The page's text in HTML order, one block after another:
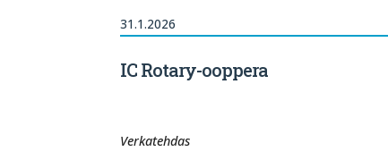
31.1.2026
IC Rotary-ooppera
Verkatehdas